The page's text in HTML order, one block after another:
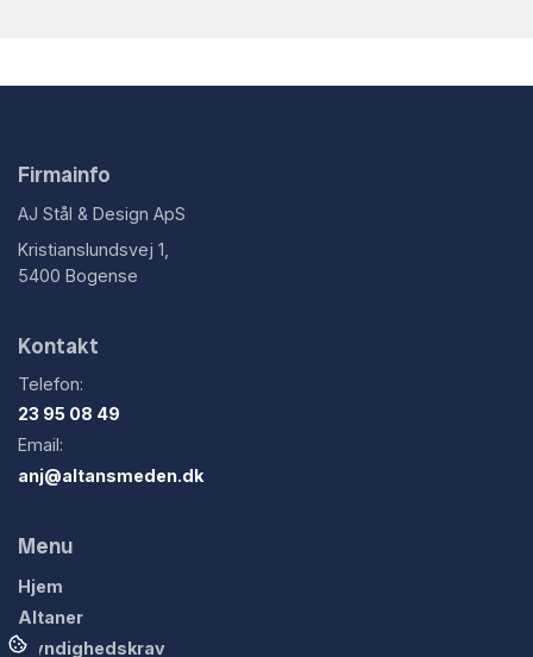
Firmainfo
AJ Stål & Design ApS
Kristianslundsvej 1,
5400 Bogense
Kontakt
Telefon:
23 95 08 49
Email:
anj@altansmeden.dk
Menu
Hjem
Altaner
Myndighedskrav